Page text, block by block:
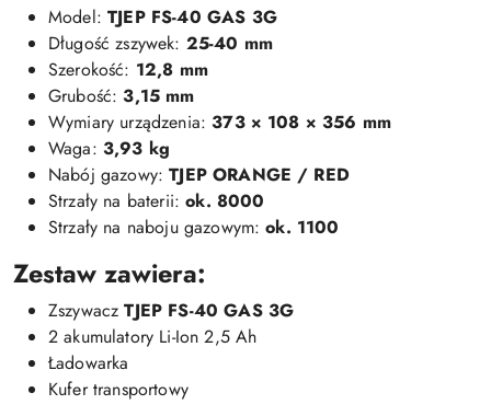
Model:TJEP FS-40 GAS 3G
Długość zszywek: 25-40 mm
Szerokość: 12,8 mm
Grubość:3,15 mm
Wymiary urządzenia:373 × 108 × 356 mm
Waga: 3,93 kg
Nabój gazowy:TJEP ORANGE / RED
Strzały na baterii:ok. 8000
Strzały na naboju gazowym:ok. 1100
Zestaw zawiera:
ZszywaczTJEP FS-40 GAS 3G
2 akumulatory Li-Ion 2,5 Ah
Ładowarka
Kufer transportowy